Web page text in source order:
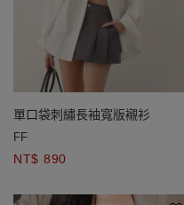
單口袋刺繡長袖寬版襯衫
FF
NT$ 890